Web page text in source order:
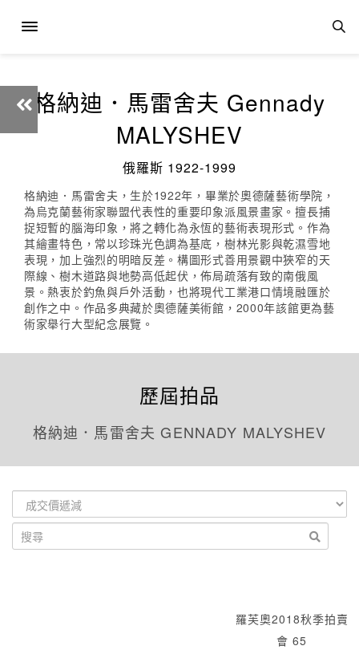
格納迪．馬雷舍夫 Gennady
MALYSHEV
俄羅斯 1922-1999
格納迪．馬雷舍夫，生於1922年，畢業於奧德薩藝術學院，
為烏克蘭藝術家聯盟代表性的重要印象派風景畫家。擅長捕
捉短暫的腦海印象，將之轉化為永恆的藝術表現形式。作為
其繪畫特色，常以珍珠光色調為基底，樹林光影與乾濕雪地
表現，加上強烈的明暗反差。構圖形式善用景觀中狹窄的天
際線、樹木道路與地勢高低起伏，佈局疏落有致的南俄風
景。熱衷於釣魚與戶外活動，也將現代工業港口情境融匯於
創作之中。作品多典藏於奧德薩美術館，2000年該館更為藝
術家舉行大型紀念展覽。
歷屆拍品
格納迪．馬雷舍夫 GENNADY MALYSHEV
羅芙奧2018秋季拍賣
會 65